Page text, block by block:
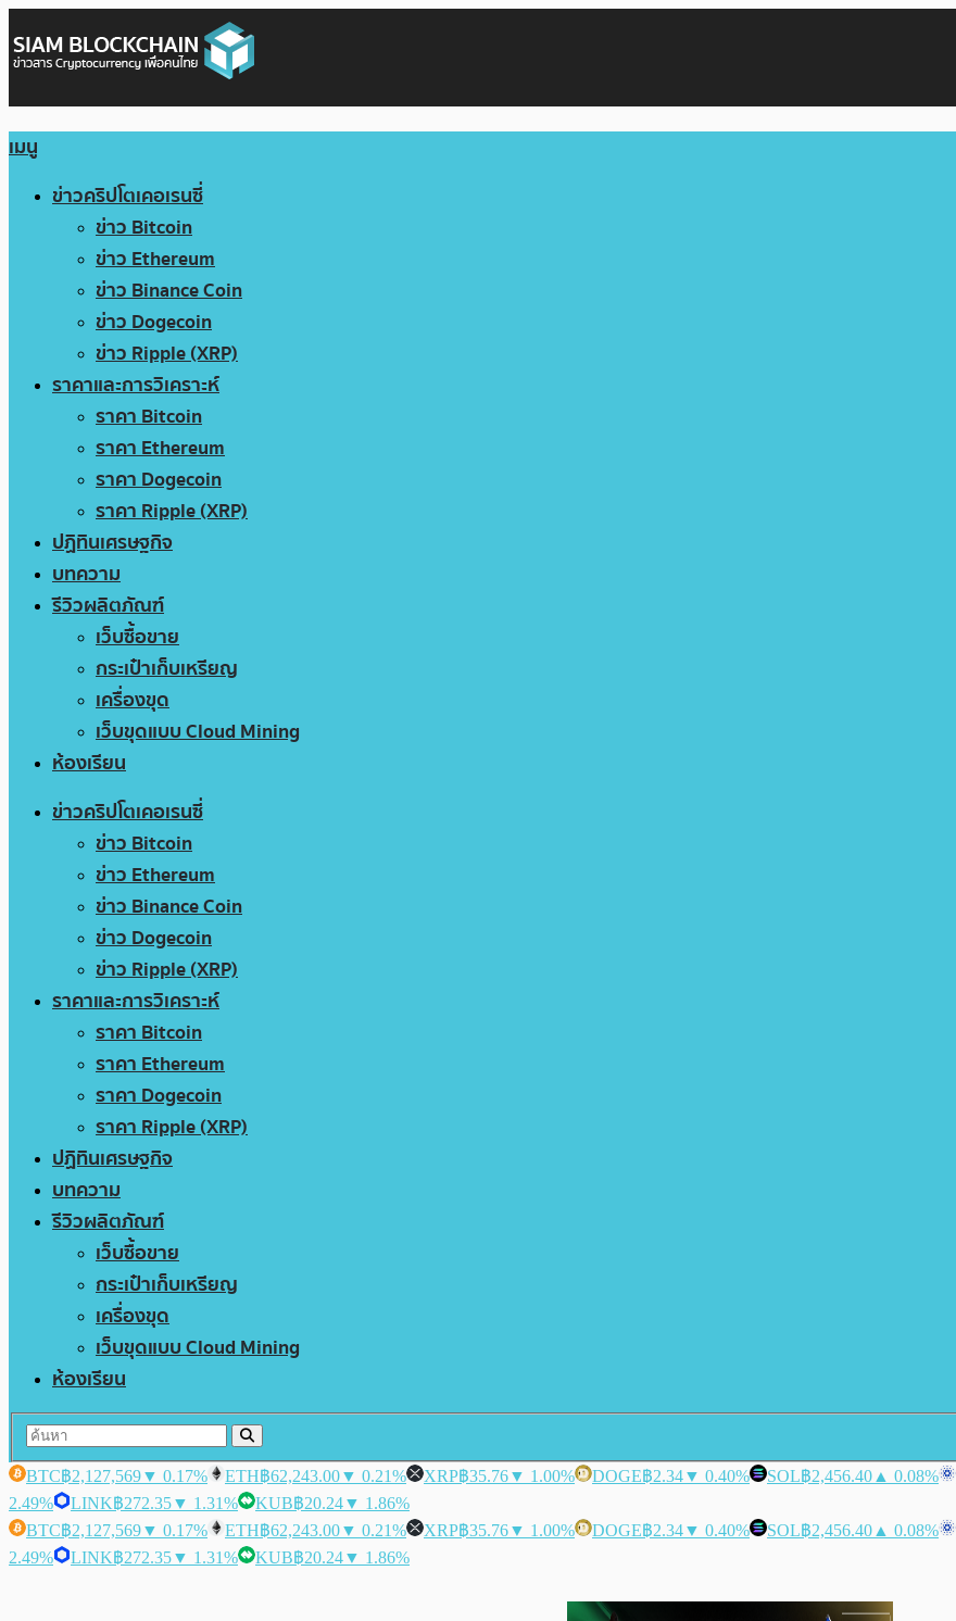
เมนู
ข่าวคริปโตเคอเรนซี่
ข่าว Bitcoin
ข่าว Ethereum
ข่าว Binance Coin
ข่าว Dogecoin
ข่าว Ripple (XRP)
ราคาและการวิเคราะห์
ราคา Bitcoin
ราคา Ethereum
ราคา Dogecoin
ราคา Ripple (XRP)
ปฏิทินเศรษฐกิจ
บทความ
รีวิวผลิตภัณฑ์
เว็บซื้อขาย
กระเป๋าเก็บเหรียญ
เครื่องขุด
เว็บขุดแบบ Cloud Mining
ห้องเรียน
ข่าวคริปโตเคอเรนซี่
ข่าว Bitcoin
ข่าว Ethereum
ข่าว Binance Coin
ข่าว Dogecoin
ข่าว Ripple (XRP)
ราคาและการวิเคราะห์
ราคา Bitcoin
ราคา Ethereum
ราคา Dogecoin
ราคา Ripple (XRP)
ปฏิทินเศรษฐกิจ
บทความ
รีวิวผลิตภัณฑ์
เว็บซื้อขาย
กระเป๋าเก็บเหรียญ
เครื่องขุด
เว็บขุดแบบ Cloud Mining
ห้องเรียน
BTC฿2,127,569▼ 0.17% ETH฿62,243.00▼ 0.21% XRP฿35.76▼ 1.00% DOGE฿2.34▼ 0.40% SOL฿2,456.40 ▲ 0.08%
2.49%
LINK฿272.35▼ 1.31% KUB฿20.24▼ 1.86%
BTC฿2,127,569▼ 0.17% ETH฿62,243.00▼ 0.21% XRP฿35.76▼ 1.00% DOGE฿2.34▼ 0.40% SOL฿2,456.40 ▲ 0.08%
2.49%
LINK฿272.35▼ 1.31% KUB฿20.24▼ 1.86%